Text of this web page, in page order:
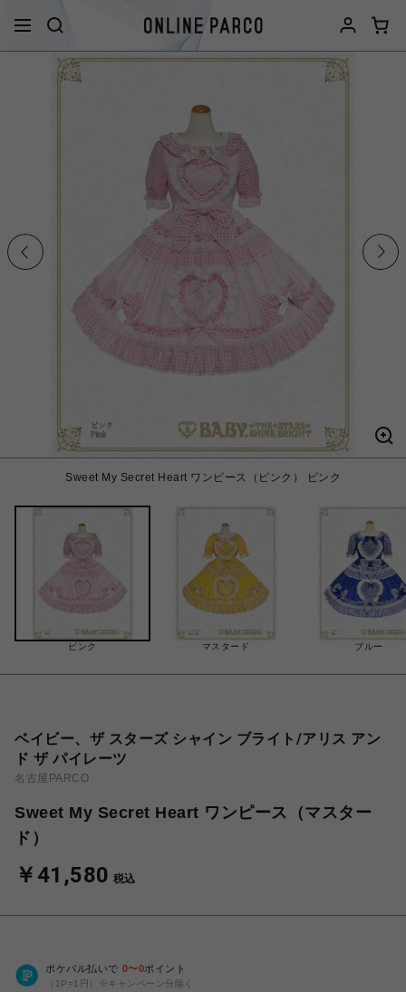
Sweet My Secret Heart ワンピース（ピンク） ピンク
ピンク マスタード ブルー
ベイビー、ザ スターズ シャイン ブライト/アリス アン
ド ザ パイレーツ
名古屋PARCO
Sweet My Secret Heart ワンピース（マスター
ド）
￥41,580 税込
ポケパル払いで 0〜0ポイント
（1P=1円）※キャンペーン分除く